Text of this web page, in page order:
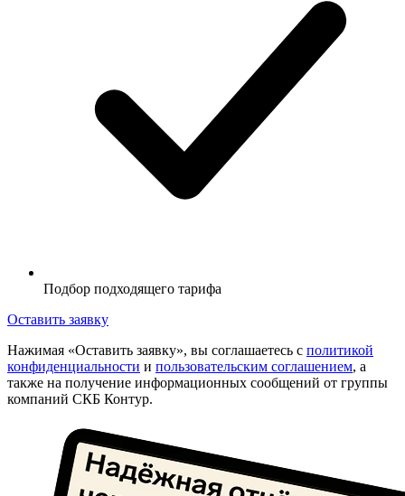
Подбор подходящего тарифа
Оставить заявку
Нажимая «Оставить заявку», вы соглашаетесь с политикой
конфиденциальности и пользовательским соглашением, а
также на получение информационных сообщений от группы
компаний СКБ Контур.